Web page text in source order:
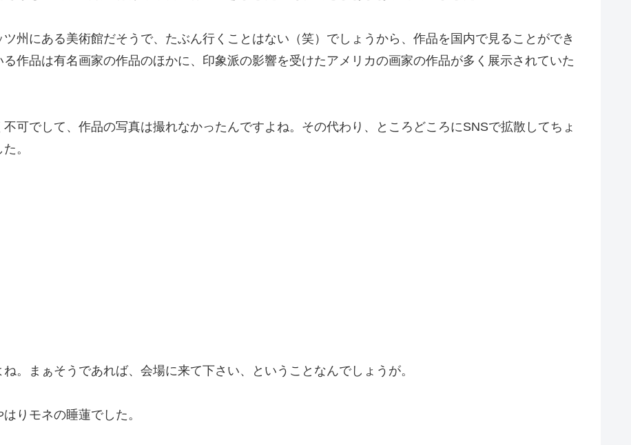
州にある美術館だそうで、たぶん行くことはない（笑）でしょうから、作品を国内で見ることができ
作品は有名画家の作品のほかに、印象派の影響を受けたアメリカの画家の作品が多く展示されていた
可でして、作品の写真は撮れなかったんですよね。その代わり、ところどころにSNSで拡散してちょ
。
。まぁそうであれば、会場に来て下さい、ということなんでしょうが。
りモネの睡蓮でした。